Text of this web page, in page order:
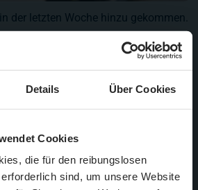
Details Über Cookies
Cookies
die für den reibungslosen
sind, um unsere Website
der letzten Woche hinzu gekommen.
ist eines von vieren, welches
auch den Flughafen von Schnee und